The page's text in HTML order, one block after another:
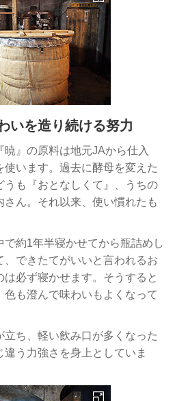
いを造り続ける努力
』の原料は地元JAから仕入
います。過去に酵母を変えた
うも『おとなしくて』、うちの
ん。それ以来、使い慣れたも
約1年半寝かせてから瓶詰めし
できたてがいいと言われるお
必ず寝かせます。そうすると
も澄んで味わいもよくなって
ち、軽い飲み口が多くなった
う力強さを身上としていま